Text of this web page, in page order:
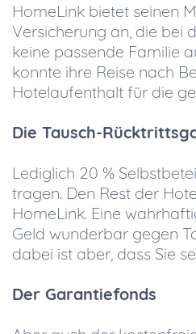
HomeLink bietet seinen
Versicherung an, die bei
keine passende Familie
konnte ihre Reise nach
Hotelaufenthalt für die
Die Tausch-
Lediglich 20 %
tragen. Den Rest der
HomeLink. Eine
Geld wunderbar gegen
dabei ist aber, dass Sie
Der Garantiefonds